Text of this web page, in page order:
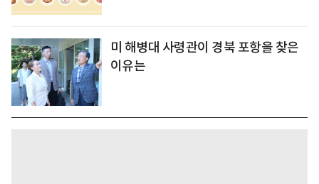
미 해병대 사령관이 경북 포항을 찾은
이유는